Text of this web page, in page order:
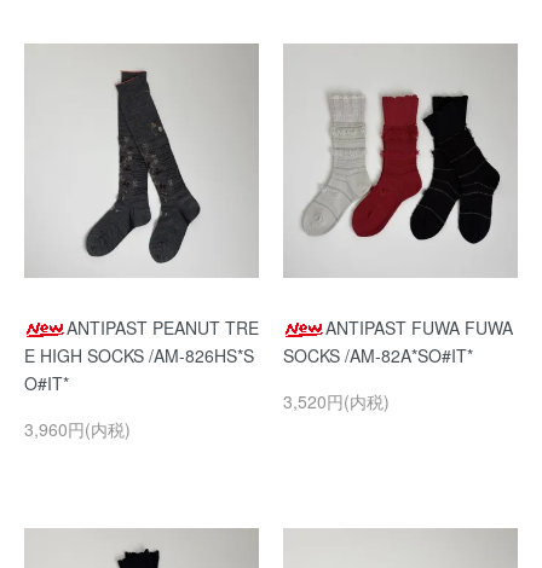
ANTIPAST PEANUT TRE
E HIGH SOCKS /AM-826HS*S
O#IT*
3,960円(内税)
ANTIPAST FUWA FUWA
SOCKS /AM-82A*SO#IT*
3,520円(内税)